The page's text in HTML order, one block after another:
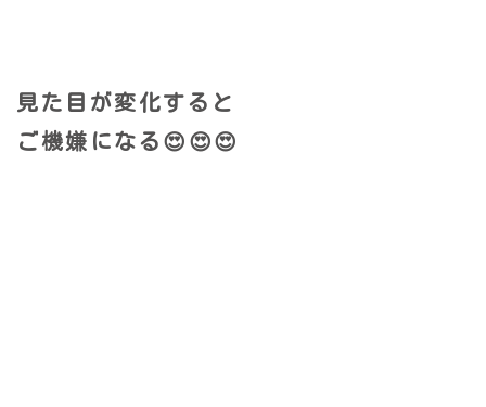
見た目が変化すると
ご機嫌になる😍😍😍